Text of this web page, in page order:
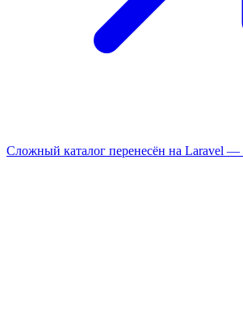
Сложный каталог перенесён на Laravel —